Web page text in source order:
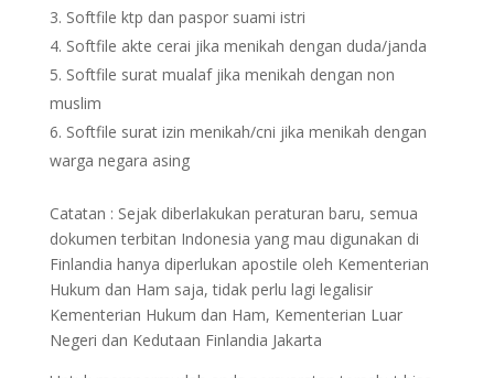
Softfile ktp dan paspor suami istri
Softfile akte cerai jika menikah dengan duda/janda
Softfile surat mualaf jika menikah dengan non
muslim
Softfile surat izin menikah/cni jika menikah dengan
warga negara asing
Catatan : Sejak diberlakukan peraturan baru, semua
dokumen terbitan Indonesia yang mau digunakan di
Finlandia hanya diperlukan apostile oleh Kementerian
Hukum dan Ham saja, tidak perlu lagi legalisir
Kementerian Hukum dan Ham, Kementerian Luar
Negeri dan Kedutaan Finlandia Jakarta